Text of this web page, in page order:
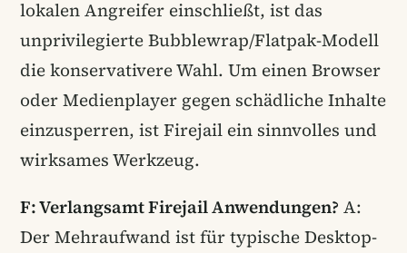
lokalen Angreifer einschließt, ist das
unprivilegierte Bubblewrap/Flatpak-Modell
die konservativere Wahl. Um einen Browser
oder Medienplayer gegen schädliche Inhalte
einzusperren, ist Firejail ein sinnvolles und
wirksames Werkzeug.
F: Verlangsamt Firejail Anwendungen? A:
Der Mehraufwand ist für typische Desktop-